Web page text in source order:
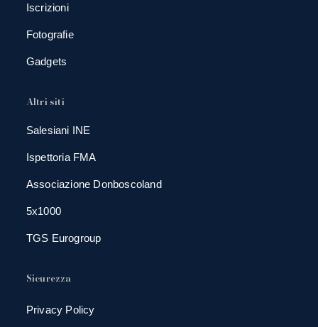
Iscrizioni
Fotografie
Gadgets
Altri siti
Salesiani INE
Ispettoria FMA
Associazione Donboscoland
5x1000
TGS Eurogroup
Sicurezza
Privacy Policy